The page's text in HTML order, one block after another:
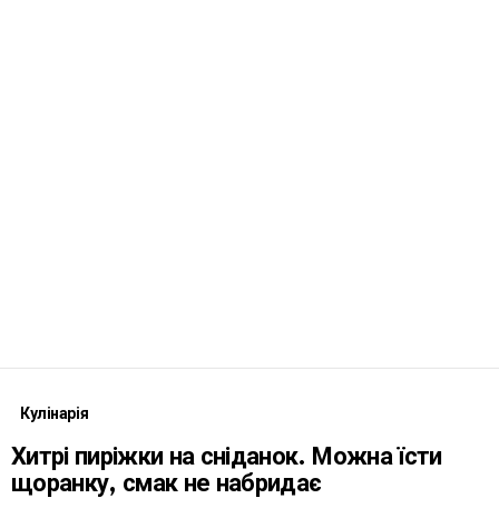
Кулінарія
Хитрі пиріжки на сніданок. Можна їсти
щоранку, смак не набридає